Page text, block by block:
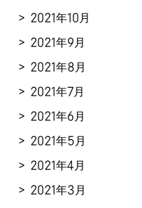
2021年10月
2021年9月
2021年8月
2021年7月
2021年6月
2021年5月
2021年4月
2021年3月